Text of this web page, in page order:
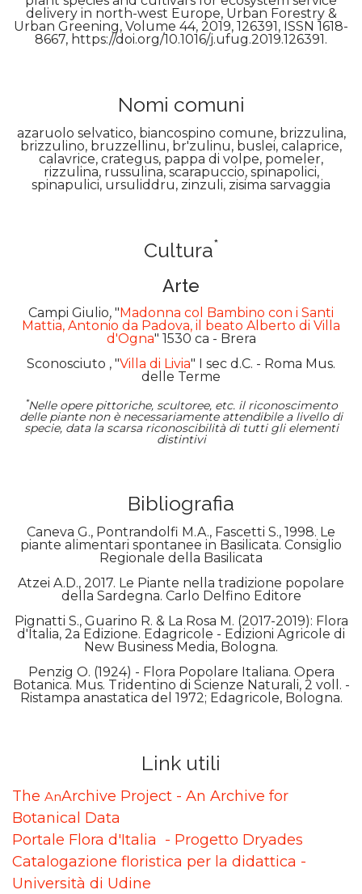
delivery in north-west Europe, Urban Forestry &
Urban Greening, Volume 44, 2019, 126391, ISSN 1618-
8667, https://doi.org/10.1016/j.ufug.2019.126391.
Nomi comuni
azaruolo selvatico, biancospino comune, brizzulina,
brizzulino, bruzzellinu, br'zulinu, buslei, calaprice,
calavrice, crategus, pappa di volpe, pomeler,
rizzulina, russulina, scarapuccio, spinapolici,
spinapulici, ursuliddru, zinzuli, zisima sarvaggia
Cultura*
Arte
Campi Giulio, " Madonna col Bambino con i Santi
Mattia, Antonio da Padova, il beato Alberto di Villa
d'Ogna" 1530 ca - Brera
Sconosciuto , "Villa di Livia" I sec d.C. - Roma Mus.
delle Terme
*Nelle opere pittoriche, scultoree, etc. il riconoscimento
delle piante non è necessariamente attendibile a livello di
specie, data la scarsa riconoscibilità di tutti gli elementi
distintivi
Bibliografia
Caneva G., Pontrandolfi M.A., Fascetti S., 1998. Le
piante alimentari spontanee in Basilicata. Consiglio
Regionale della Basilicata
Atzei A.D., 2017. Le Piante nella tradizione popolare
della Sardegna. Carlo Delfino Editore
Pignatti S., Guarino R. & La Rosa M. (2017-2019): Flora
d'Italia, 2a Edizione. Edagricole - Edizioni Agricole di
New Business Media, Bologna.
Penzig O. (1924) - Flora Popolare Italiana. Opera
Botanica. Mus. Tridentino di Scienze Naturali, 2 voll. -
Ristampa anastatica del 1972; Edagricole, Bologna.
Link utili
The AnArchive Project - An Archive for
Botanical Data
Portale Flora d'Italia - Progetto Dryades
Catalogazione floristica per la didattica -
Università di Udine